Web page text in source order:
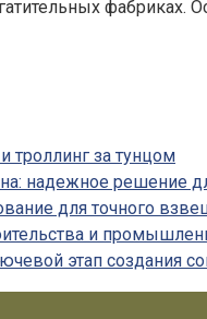
фабриках.
троллинг за тунцом
надежное решение
для точного
и
этап создания